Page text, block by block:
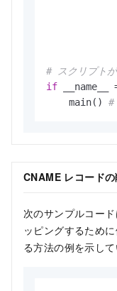
# スクリプト
if __name__
    main()
#
CNAME レコード
次のサンプルコー
ッピングするため
る方法の例を示して